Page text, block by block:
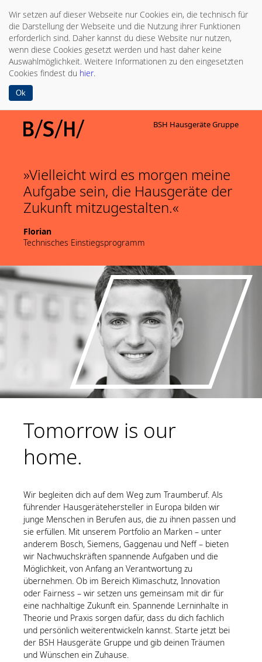
Wir setzen auf dieser Webseite nur Cookies ein, die technisch für
die Darstellung der Webseite und die Nutzung ihrer Funktionen
erforderlich sind. Daher kannst du diese Website nur nutzen,
wenn diese Cookies gesetzt werden und hast daher keine
Auswahlmöglichkeit. Weitere Informationen zu den eingesetzten
Cookies findest du hier.
Ok
BSH Hausgeräte Gruppe
Vielleicht wird es morgen meine
Aufgabe sein, die Hausgeräte der
Zukunft mitzugestalten.
Florian
Technisches Einstiegsprogramm
Tomorrow is our
home.
Wir begleiten dich auf dem Weg zum Traumberuf. Als
führender Hausgerätehersteller in Europa bilden wir
junge Menschen in Berufen aus, die zu ihnen passen und
sie erfüllen. Mit unserem Portfolio an Marken – unter
anderem Bosch, Siemens, Gaggenau und Neff – bieten
wir Nachwuchskräften spannende Aufgaben und die
Möglichkeit, von Anfang an Verantwortung zu
übernehmen. Ob im Bereich Klimaschutz, Innovation
oder Fairness – wir setzen uns gemeinsam mit dir für
eine nachhaltige Zukunft ein. Spannende Lerninhalte in
Theorie und Praxis sorgen dafür, dass du dich fachlich
und persönlich weiterentwickeln kannst. Starte jetzt bei
der BSH Hausgeräte Gruppe und gib deinen Träumen
und Wünschen ein Zuhause.